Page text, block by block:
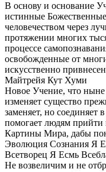
В основу и основание
истинные
человечеством через
протяжении многих
процессе
освобожденные от
искусственно
Майтрейя Кут Хуми
Новое Учение, что ныне
изменяет существо
заменяет, но соединяет
помогает людям
Картины Мира, дабы
Эволюция Сознания Я
Всетворец Я Есмь
Не возвеличим и не